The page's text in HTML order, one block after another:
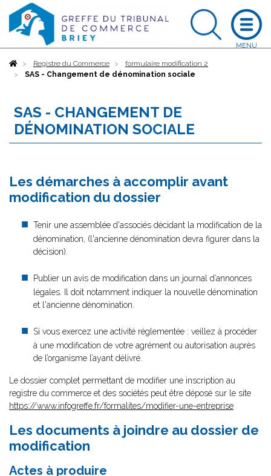
AccueilRegistre du Commerce
formulaire modification 2
SAS - Changement de dénomination sociale
SAS - CHANGEMENT DE
DÉNOMINATION SOCIALE
Les démarches à accomplir avant
modification du dossier
Tenir une assemblée d'associés décidant la modification de la
dénomination, (l'ancienne dénomination devra figurer dans la
décision).
Publier un avis de modification dans un journal d’annonces
légales. Il doit notamment indiquer la nouvelle dénomination
et l'ancienne dénomination.
Si vous exercez une activité réglementée : veillez à procéder
à une modification de votre agrément ou autorisation auprès
de l’organisme l’ayant délivré.
Le dossier complet permettant de modifier une inscription au
registre du commerce et des sociétés peut être déposé sur le site
https://www.infogreffe.fr/formalites/modifier-une-entreprise
Les documents à joindre au dossier de
modification
Actes à produire